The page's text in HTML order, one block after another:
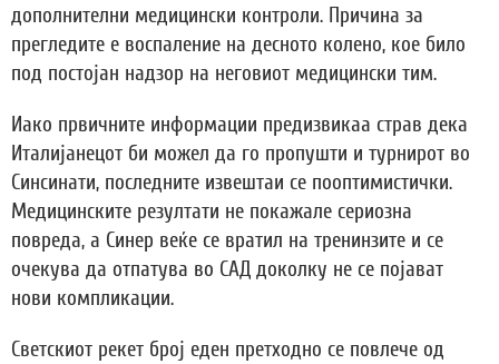
дополнителни медицински контроли. Причина за
прегледите е воспаление на десното колено, кое било
под постојан надзор на неговиот медицински тим.
Иако првичните информации предизвикаа страв дека
Италијанецот би можел да го пропушти и турнирот во
Синсинати, последните извештаи се пооптимистички.
Медицинските резултати не покажале сериозна
повреда, а Синер веќе се вратил на тренинзите и се
очекува да отпатува во САД доколку не се појават
нови компликации.
Светскиот рекет број еден претходно се повлече од